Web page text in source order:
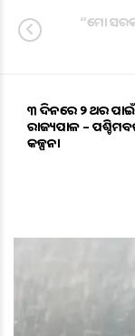
“ମୋ
୩ ଦିନରେ ୨ ଥର
ରାଜ୍ୟପାଳ –
କଳ୍ପନା